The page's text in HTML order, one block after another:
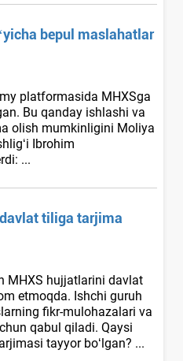
bepul maslahatlar
platformasida MHXSga
Bu qanday ishlashi va
olish mumkinligini Moliya
Ibrohim
...
tiliga tarjima
MHXS hujjatlarini davlat
etmoqda. Ishchi guruh
fikr-mulohazalari va
qabul qiladi. Qaysi
tayyor boʻlgan? ...